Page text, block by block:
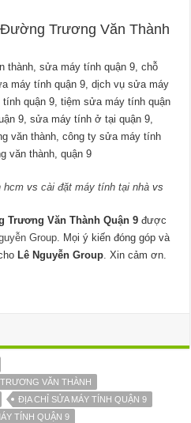
Đường Trương Văn Thành
sửa máy tính quận 9, chỗ
máy tính quận 9, dịch vụ sửa máy
quận 9, tiệm sửa máy tính quận
9, sửa máy tính ở tại quận 9,
văn thành, công ty sửa máy tính
văn thành, quận 9
hcm vscài đặt máy tính tại nhà vs
Trương Văn Thành Quận 9 được
Group. Mọi ý kiến đóng góp và
Lê Nguyễn Group. Xin cảm ơn.
VĂN THÀNH
ĐỊA CHỈ SỬA MÁY TÍNH QUẬN 9
TÍNH QUẬN 9